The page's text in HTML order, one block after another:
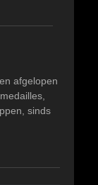
afgelopen
sinds